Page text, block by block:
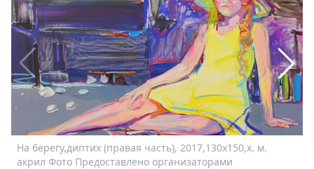
Metro
Стримы
Спецпроекты
Звезды
Выборы
2026
Скачай
Metro
На берегу,диптих (правая часть), 2017,130x150,х. м.
акрил Фото Предоставлено организаторами